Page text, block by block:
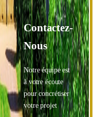
Contactez-
Nous
Notre équipe est
à votre écoute
pour concrétiser
votre projet